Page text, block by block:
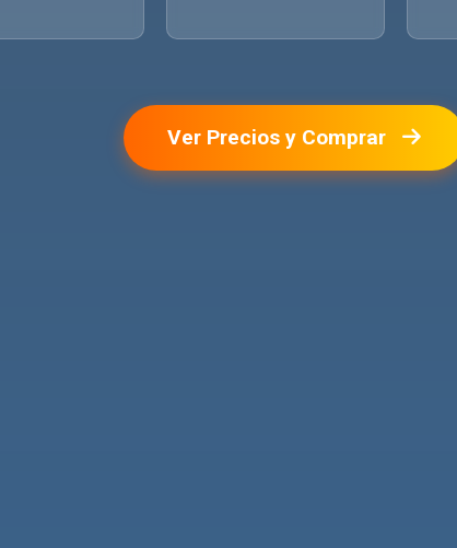
Ver Precios y Comprar